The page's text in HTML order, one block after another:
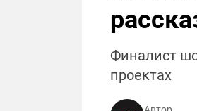
Финалист
проектах